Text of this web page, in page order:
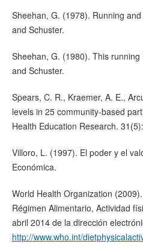
Sheehan, G. (1978). Running
and Schuster.
Sheehan, G. (1980). This running
and Schuster.
Spears, C. R., Kraemer, A. E.,
levels in 25 community-based
Health Education Research.
Villoro, L. (1997). El poder y el
Económica.
World Health Organization
Régimen Alimentario, Actividad
abril 2014 de la dirección
http://www.who.int/